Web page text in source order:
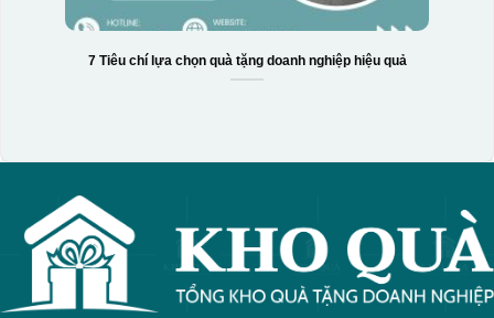
7 Tiêu chí lựa chọn quà tặng doanh nghiệp hiệu quả